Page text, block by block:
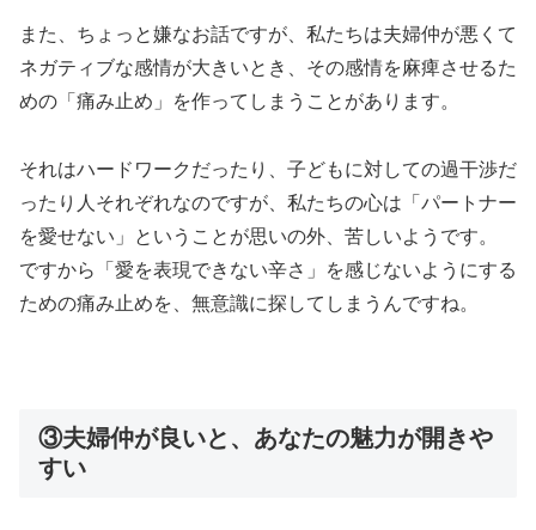
また、ちょっと嫌なお話ですが、私たちは夫婦仲が悪くて
ネガティブな感情が大きいとき、その感情を麻痺させるた
めの「痛み止め」を作ってしまうことがあります。
それはハードワークだったり、子どもに対しての過干渉だ
ったり人それぞれなのですが、私たちの心は「パートナー
を愛せない」ということが思いの外、苦しいようです。
ですから「愛を表現できない辛さ」を感じないようにする
ための痛み止めを、無意識に探してしまうんですね。
③夫婦仲が良いと、あなたの魅力が開きや
すい